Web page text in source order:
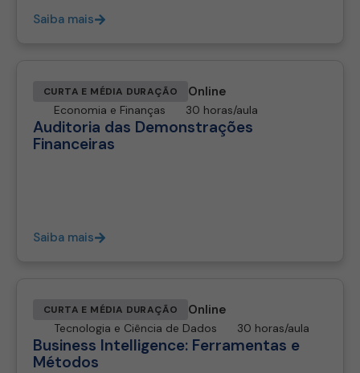
Saiba mais
CURTA E MÉDIA DURAÇÃO Online
Economia e Finanças 30 horas/aula
Auditoria das Demonstrações
Financeiras
Saiba mais
CURTA E MÉDIA DURAÇÃO Online
Tecnologia e Ciência de Dados 30 horas/aula
Business Intelligence: Ferramentas e
Métodos